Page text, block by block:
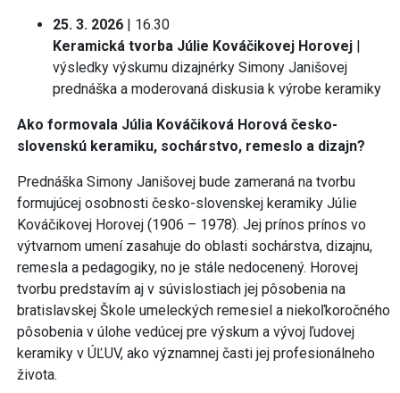
25. 3. 2026 | 16.30
Keramická tvorba Júlie Kováčikovej Horovej |
výsledky výskumu dizajnérky Simony Janišovej
prednáška a moderovaná diskusia k výrobe keramiky
Ako formovala Júlia Kováčiková Horová česko-
slovenskú keramiku, sochárstvo, remeslo a dizajn?
Prednáška Simony Janišovej bude zameraná na tvorbu
formujúcej osobnosti česko-slovenskej keramiky Júlie
Kováčikovej Horovej (1906 – 1978). Jej prínos prínos vo
výtvarnom umení zasahuje do oblasti sochárstva, dizajnu,
remesla a pedagogiky, no je stále nedocenený. Horovej
tvorbu predstavím aj v súvislostiach jej pôsobenia na
bratislavskej Škole umeleckých remesiel a niekoľkoročného
pôsobenia v úlohe vedúcej pre výskum a vývoj ľudovej
keramiky v ÚĽUV, ako významnej časti jej profesionálneho
života.